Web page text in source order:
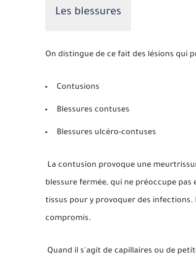
Les blessures
On distingue de ce fait des lésions qui
Contusions
Blessures contuses
Blessures ulcéro-contuses
La contusion provoque une
blessure fermée, qui ne préoccupe
tissus pour y provoquer des infections.
compromis.
Quand il s'agit de capillaires ou de